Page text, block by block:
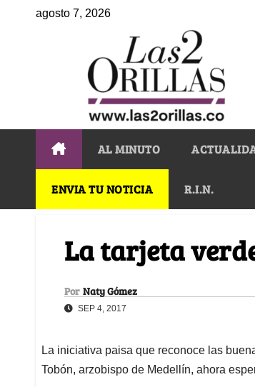
agosto 7, 2026
AL MINUTO
ENVIA TU NOTICIA R.I.N.
La tarjeta
Por Naty Gómez
SEP 4, 2017
La iniciativa paisa que reconoce las
Tobón, arzobispo de Medellín, ahora